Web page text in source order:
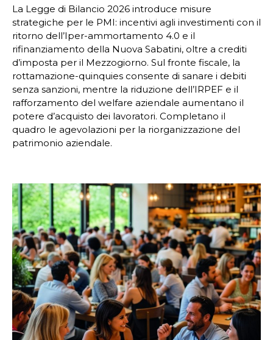
La Legge di Bilancio 2026 introduce misure
strategiche per le PMI: incentivi agli investimenti con il
ritorno dell’Iper-ammortamento 4.0 e il
rifinanziamento della Nuova Sabatini, oltre a crediti
d’imposta per il Mezzogiorno. Sul fronte fiscale, la
rottamazione-quinquies consente di sanare i debiti
senza sanzioni, mentre la riduzione dell’IRPEF e il
rafforzamento del welfare aziendale aumentano il
potere d’acquisto dei lavoratori. Completano il
quadro le agevolazioni per la riorganizzazione del
patrimonio aziendale.